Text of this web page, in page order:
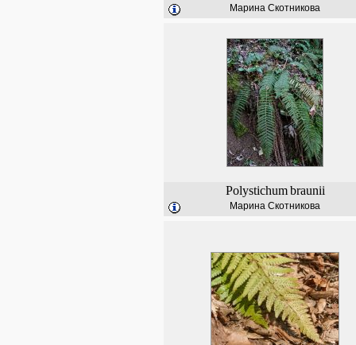
Марина Скотникова
Polystichum braunii
Марина Скотникова